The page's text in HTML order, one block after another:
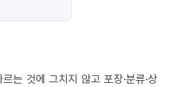
는 것에 그치지 않고 포장·분류·상